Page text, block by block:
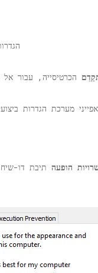
הכרטיסייה, עבור אל
הופעה תיבת דו-